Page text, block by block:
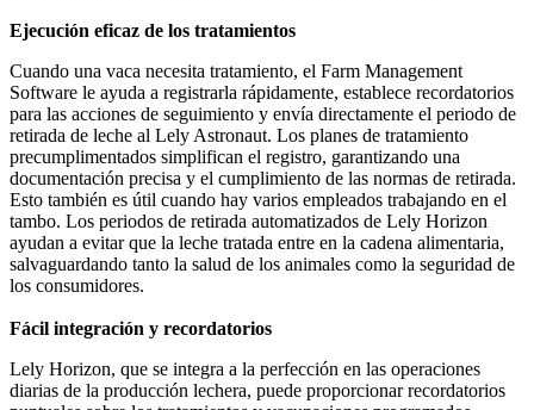
Ejecución eficaz de los tratamientos
Cuando una vaca necesita tratamiento, el Farm Management
Software le ayuda a registrarla rápidamente, establece recordatorios
para las acciones de seguimiento y envía directamente el periodo de
retirada de leche al Lely Astronaut. Los planes de tratamiento
precumplimentados simplifican el registro, garantizando una
documentación precisa y el cumplimiento de las normas de retirada.
Esto también es útil cuando hay varios empleados trabajando en el
tambo. Los periodos de retirada automatizados de Lely Horizon
ayudan a evitar que la leche tratada entre en la cadena alimentaria,
salvaguardando tanto la salud de los animales como la seguridad de
los consumidores.
Fácil integración y recordatorios
Lely Horizon, que se integra a la perfección en las operaciones
diarias de la producción lechera, puede proporcionar recordatorios